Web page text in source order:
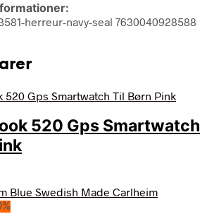
herreur-navy-seal 7630040928588
520 Gps Smartwatch